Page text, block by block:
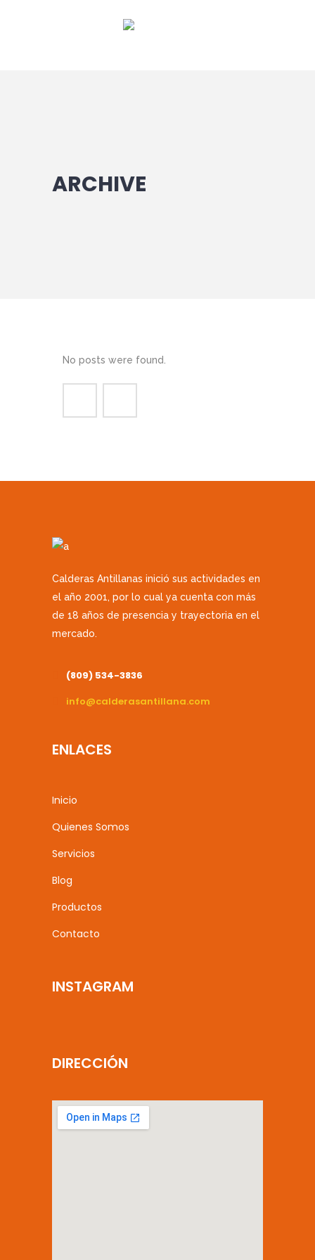
ARCHIVE
No posts were found.
Calderas Antillanas inició sus actividades en
el año 2001, por lo cual ya cuenta con más
de 18 años de presencia y trayectoria en el
mercado.
(809) 534-3836
info@calderasantillana.com
ENLACES
Inicio
Quienes Somos
Servicios
Blog
Productos
Contacto
INSTAGRAM
DIRECCIÓN